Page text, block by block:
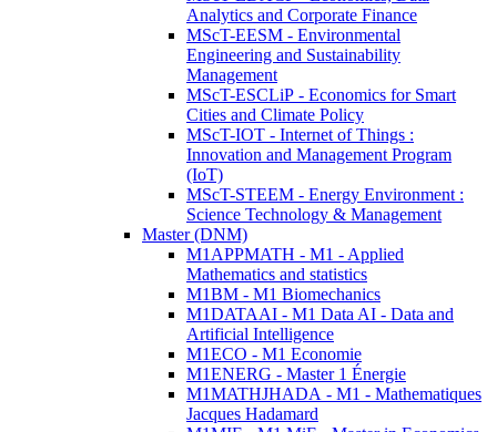
Analytics and Corporate Finance
MScT-EESM - Environmental
Engineering and Sustainability
Management
MScT-ESCLiP - Economics for Smart
Cities and Climate Policy
MScT-IOT - Internet of Things :
Innovation and Management Program
(IoT)
MScT-STEEM - Energy Environment :
Science Technology & Management
Master (DNM)
M1APPMATH - M1 - Applied
Mathematics and statistics
M1BM - M1 Biomechanics
M1DATAAI - M1 Data AI - Data and
Artificial Intelligence
M1ECO - M1 Economie
M1ENERG - Master 1 Énergie
M1MATHJHADA - M1 - Mathematiques
Jacques Hadamard